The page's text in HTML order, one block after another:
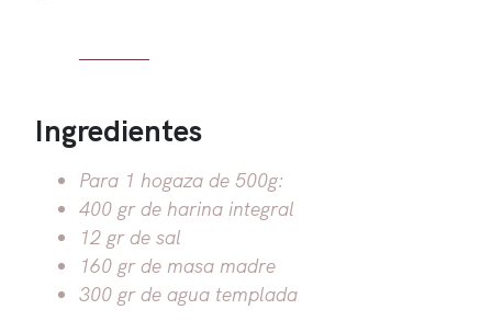
Ingredientes
Para 1 hogaza de 500g:
400 gr de harina integral
12 gr de sal
160 gr de masa madre
300 gr de agua templada